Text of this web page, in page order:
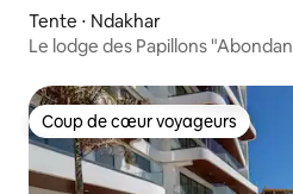
Tente ⋅ Ndakhar
Le lodge des Papillons
Coup de cœur voyageurs
Coup de cœur voyageurs